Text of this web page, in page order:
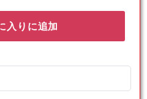
入りに追加